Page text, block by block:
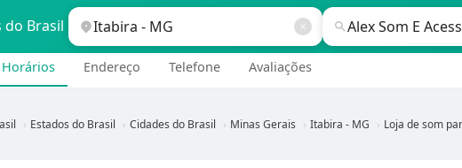
do Brasil
Horários Endereço Telefone Avaliações
Estados do Brasil Cidades do Brasil Minas Gerais Itabira - MG Loja de som para